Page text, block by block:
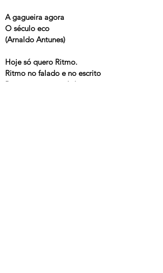
A gagueira agora
O século eco
(Arnaldo Antunes)
Hoje só quero Ritmo.
Ritmo no falado e no escrito
Ritmo, veio-central da mina.